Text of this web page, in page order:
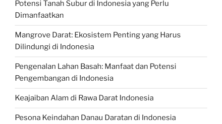
Potensi Tanah Subur di Indonesia yang Perlu
Dimanfaatkan
Mangrove Darat: Ekosistem Penting yang Harus
Dilindungi di Indonesia
Pengenalan Lahan Basah: Manfaat dan Potensi
Pengembangan di Indonesia
Keajaiban Alam di Rawa Darat Indonesia
Pesona Keindahan Danau Daratan di Indonesia